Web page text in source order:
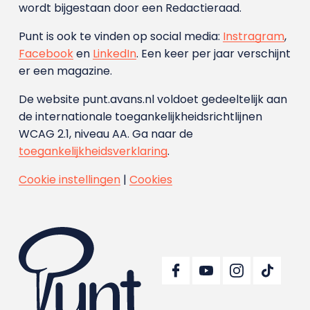
wordt bijgestaan door een Redactieraad.
Punt is ook te vinden op social media: Instragram,
Facebooken LinkedIn. Een keer per jaar verschijnt
er een magazine.
De website punt.avans.nl voldoet gedeeltelijk aan
de internationale toegankelijkheidsrichtlijnen
WCAG 2.1, niveau AA. Ga naar de
toegankelijkheidsverklaring.
Cookie instellingen| Cookies